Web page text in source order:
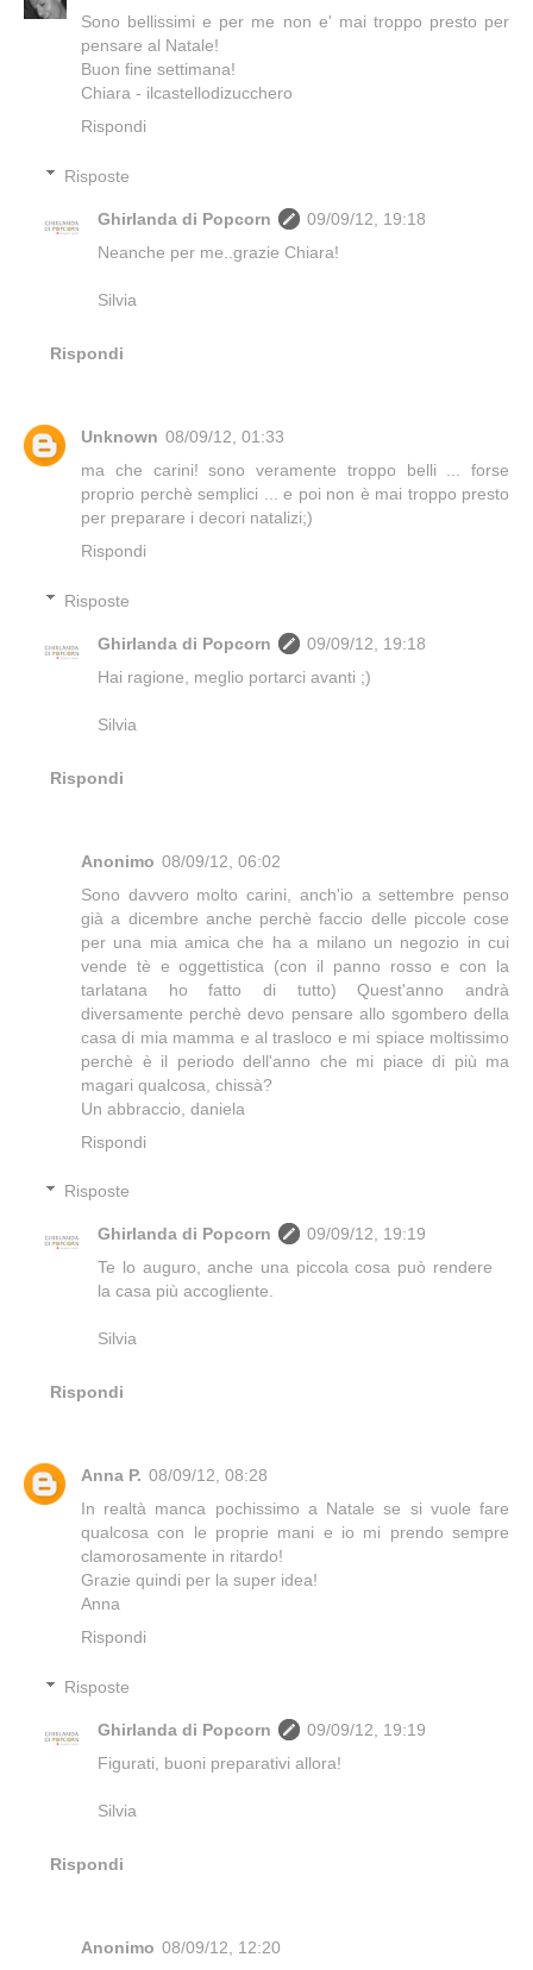
Sono bellissimi e per me non e' mai troppo presto per
pensare al Natale!
Buon fine settimana!
Chiara - ilcastellodizucchero
Rispondi
Risposte
Ghirlanda di Popcorn
09/09/12, 19:18
Neanche per me..grazie Chiara!
Silvia
Rispondi
Unknown 08/09/12, 01:33
ma che carini! sono veramente troppo belli ... forse
proprio perchè semplici ... e poi non è mai troppo presto
per preparare i decori natalizi;)
Rispondi
Risposte
Ghirlanda di Popcorn
09/09/12, 19:18
Hai ragione, meglio portarci avanti ;)
Silvia
Rispondi
Anonimo 08/09/12, 06:02
Sono davvero molto carini, anch'io a settembre penso
già a dicembre anche perchè faccio delle piccole cose
per una mia amica che ha a milano un negozio in cui
vende tè e oggettistica (con il panno rosso e con la
tarlatana ho fatto di tutto) Quest'anno andrà
diversamente perchè devo pensare allo sgombero della
casa di mia mamma e al trasloco e mi spiace moltissimo
perchè è il periodo dell'anno che mi piace di più ma
magari qualcosa, chissà?
Un abbraccio, daniela
Rispondi
Risposte
Ghirlanda di Popcorn
09/09/12, 19:19
Te lo auguro, anche una piccola cosa può rendere
la casa più accogliente.
Silvia
Rispondi
Anna P. 08/09/12, 08:28
In realtà manca pochissimo a Natale se si vuole fare
qualcosa con le proprie mani e io mi prendo sempre
clamorosamente in ritardo!
Grazie quindi per la super idea!
Anna
Rispondi
Risposte
Ghirlanda di Popcorn
09/09/12, 19:19
Figurati, buoni preparativi allora!
Silvia
Rispondi
Anonimo 08/09/12, 12:20